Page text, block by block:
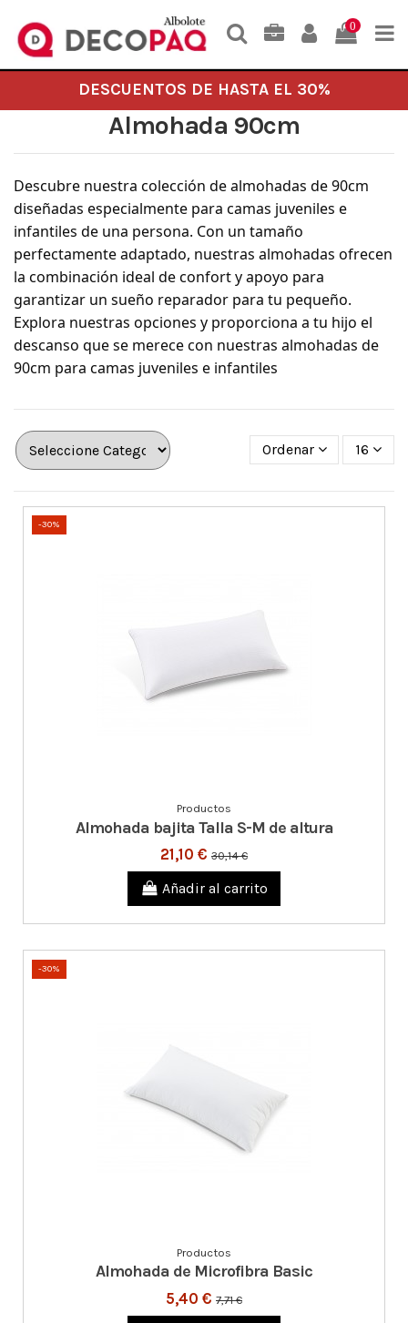
0
DESCUENTOS DE HASTA EL 30%
Almohada 90cm
Descubre nuestra colección de almohadas de 90cm
diseñadas especialmente para camas juveniles e
infantiles de una persona. Con un tamaño
perfectamente adaptado, nuestras almohadas ofrecen
la combinación ideal de confort y apoyo para
garantizar un sueño reparador para tu pequeño.
Explora nuestras opciones y proporciona a tu hijo el
descanso que se merece con nuestras almohadas de
90cm para camas juveniles e infantiles
Ordenar 16
-30%
Productos
Almohada bajita Talla S-M de altura
21,10 € 30,14 €
Añadir al carrito
-30%
Productos
Almohada de Microfibra Basic
5,40 € 7,71 €